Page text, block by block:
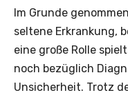
Im Grunde
seltene Erkrankung,
eine große Rolle
noch bezüglich
Unsicherheit. Trotz